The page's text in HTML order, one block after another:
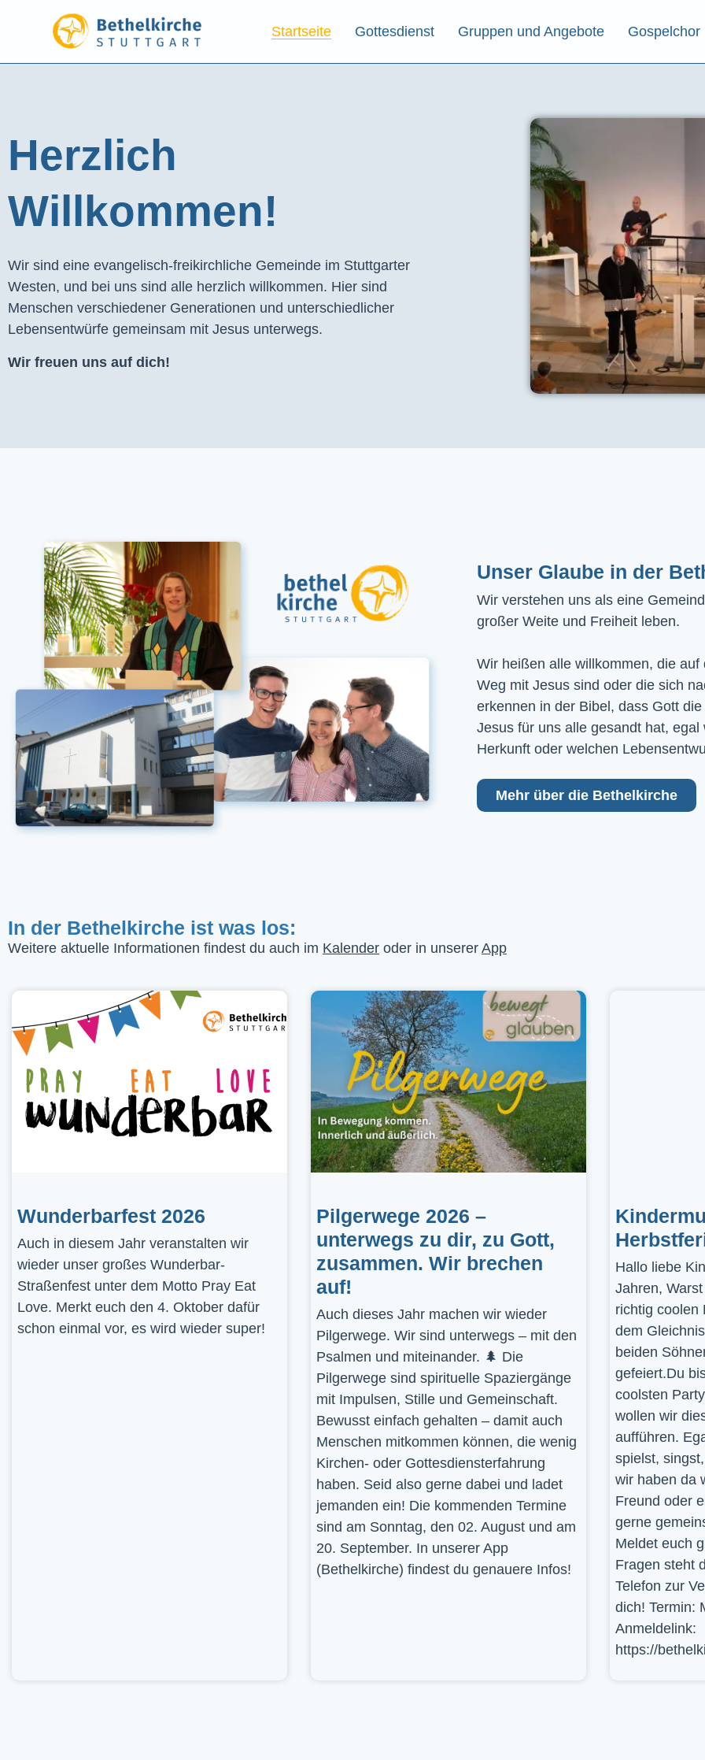
Startseite Gottesdienst Gruppen und Angebote Gospelchor
Herzlich
Willkommen!
Wir sind eine evangelisch-freikirchliche Gemeinde im Stuttgarter
Westen, und bei uns sind alle herzlich willkommen. Hier sind
Menschen verschiedener Generationen und unterschiedlicher
Lebensentwürfe gemeinsam mit Jesus unterwegs.
Wir freuen uns auf dich!
Unser Glaube in der
Wir verstehen uns als eine
großer Weite und Freiheit leben.
Wir heißen alle willkommen, die
Weg mit Jesus sind oder die sich
erkennen in der Bibel, dass Gott
Jesus für uns alle gesandt hat,
Herkunft oder welchen
Mehr über die Bethelkirche
In der Bethelkirche ist was los:
Weitere aktuelle Informationen findest du auch im Kalender oder in unserer App
Wunderbarfest 2026
Auch in diesem Jahr veranstalten wir
wieder unser großes Wunderbar-
Straßenfest unter dem Motto Pray Eat
Love. Merkt euch den 4. Oktober dafür
schon einmal vor, es wird wieder super!
Pilgerwege 2026 –
unterwegs zu dir, zu Gott,
zusammen. Wir brechen
auf!
Auch dieses Jahr machen wir wieder
Pilgerwege. Wir sind unterwegs – mit den
Psalmen und miteinander. 🌲 Die
Pilgerwege sind spirituelle Spaziergänge
mit Impulsen, Stille und Gemeinschaft.
Bewusst einfach gehalten – damit auch
Menschen mitkommen können, die wenig
Kirchen- oder Gottesdiensterfahrung
haben. Seid also gerne dabei und ladet
jemanden ein! Die kommenden Termine
sind am Sonntag, den 02. August und am
20. September. In unserer App
(Bethelkirche) findest du genauere Infos!
Hallo liebe
Jahren,
richtig coolen
dem
beiden
gefeiert.Du
coolsten
wollen wir
aufführen.
spielst,
wir haben da
Freund oder
gerne
Meldet euch
Fragen steht
Telefon zur
dich! Termin:
Anmeldelink:
https://